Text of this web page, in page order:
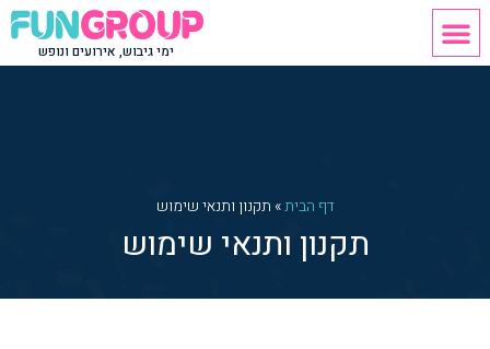
ימי גיבוש, אירועים ונופש
דף הבית» תקנון ותנאי שימוש
תקנון ותנאי שימוש